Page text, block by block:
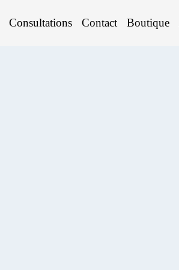
Consultations Contact Boutique